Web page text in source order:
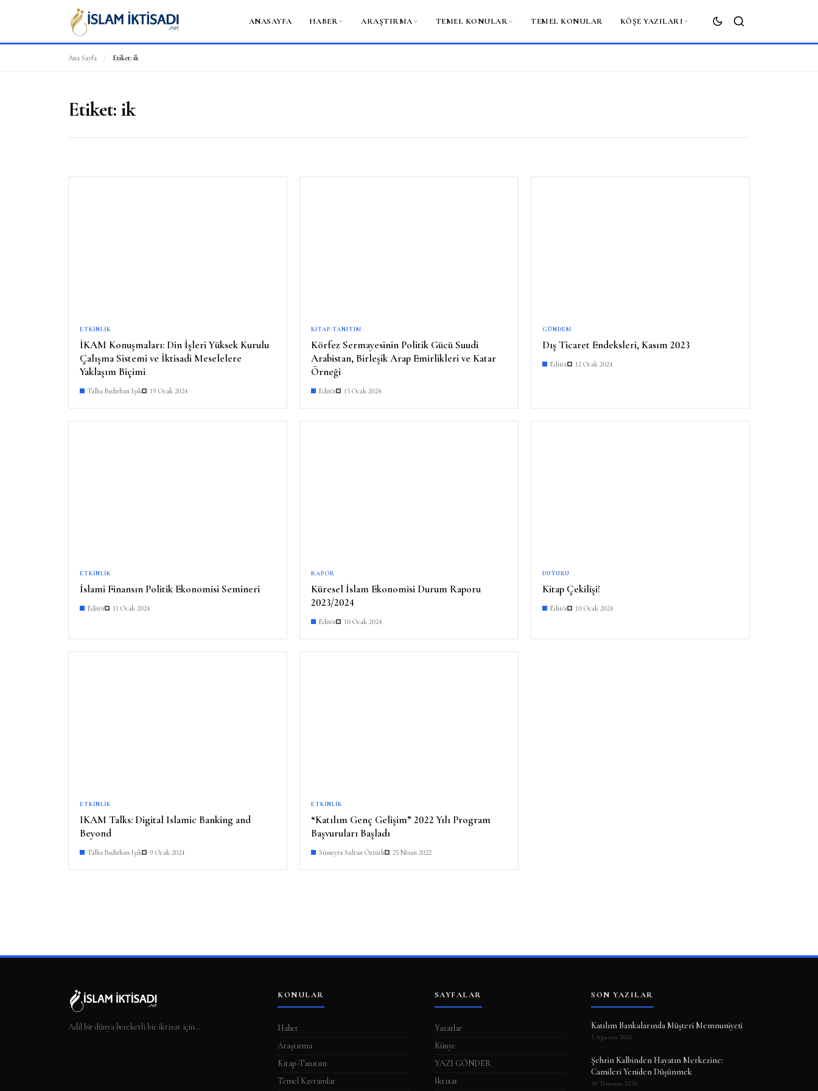
ANASAYFA HABER ARAŞTIRMA TEMEL KONULAR TEMEL KONULAR KÖŞE YAZILARI
ARA
Ana Sayfa / Etiket: ik
Etiket: ik
ETKINLIK
İKAM Konuşmaları: Din İşleri Yüksek Kurulu
Çalışma Sistemi ve İktisadi Meselelere
Yaklaşım Biçimi
Talha Bedirhan Işık 19 Ocak 2024
KITAP-TANITIM
Körfez Sermayesinin Politik Gücü Suudi
Arabistan, Birleşik Arap Emirlikleri ve Katar
Örneği
Editör 15 Ocak 2024
GÜNDEM
Dış Ticaret Endeksleri, Kasım 2023
Editör 12 Ocak 2024
ETKINLIK
İslami Finansın Politik Ekonomisi Semineri
Editör 11 Ocak 2024
RAPOR
Küresel İslam Ekonomisi Durum Raporu
2023/2024
Editör 10 Ocak 2024
DUYURU
Kitap Çekilişi!
Editör 10 Ocak 2024
ETKINLIK
IKAM Talks: Digital Islamic Banking and
Beyond
Talha Bedirhan Işık 9 Ocak 2024
ETKINLIK
“Katılım Genç Gelişim” 2022 Yılı Program
Başvuruları Başladı
Sümeyra Sultan Öztürk 25 Nisan 2022
Adil bir dünya bereketli bir iktisat için…
KONULAR
Haber
Araştırma
Kitap-Tanıtım
Temel Kavramlar
SAYFALAR
Yazarlar
Künye
YAZI GÖNDER
İktisat
SON YAZILAR
Katılım Bankalarında Müşteri Memnuniyeti
3 Ağustos 2026
Şehrin Kalbinden Hayatın Merkezine:
Camileri Yeniden Düşünmek
30 Temmuz 2026